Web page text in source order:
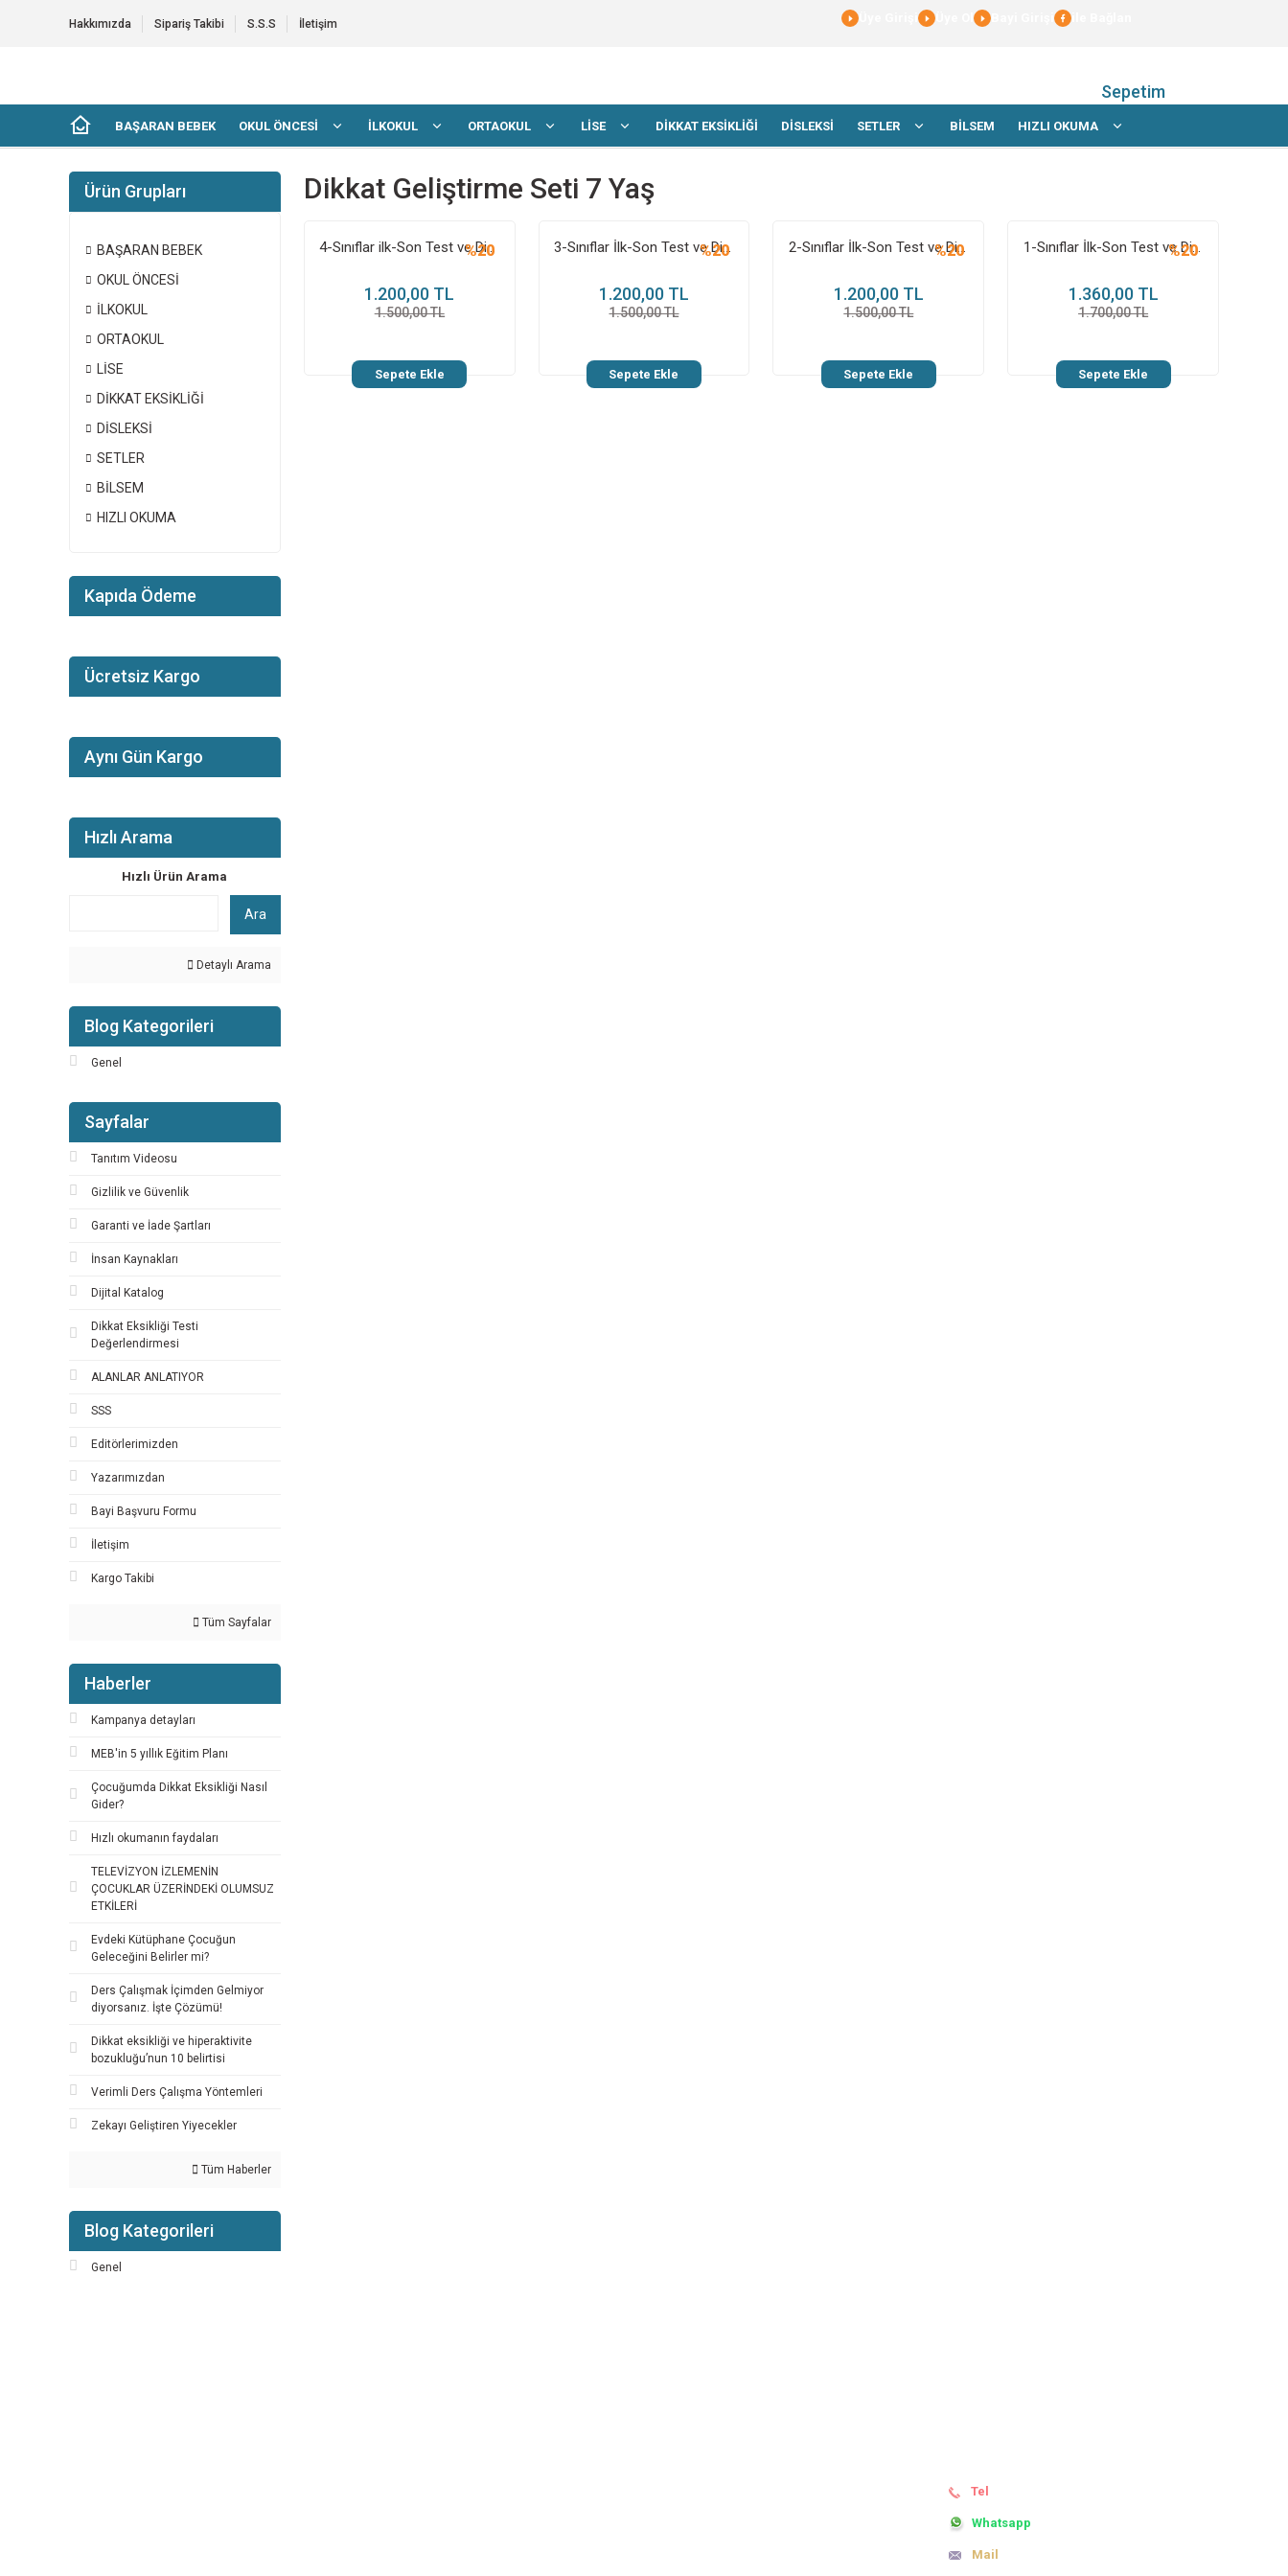
Hakkımızda Sipariş Takibi S.S.S İletişim Üye Girişi Üye Ol Bayi Girişi ile Bağlan
Sepetim
BAŞARAN BEBEK OKUL ÖNCESİ İLKOKUL ORTAOKUL LİSE DİKKAT EKSİKLİĞİ DİSLEKSİ SETLER BİLSEM HIZLI OKUMA
Ürün Grupları
BAŞARAN BEBEK
OKUL ÖNCESİ
İLKOKUL
ORTAOKUL
LİSE
DİKKAT EKSİKLİĞİ
DİSLEKSİ
SETLER
BİLSEM
HIZLI OKUMA
Kapıda Ödeme
Ücretsiz Kargo
Aynı Gün Kargo
Hızlı Arama
Hızlı Ürün Arama
Ara
Detaylı Arama
Blog Kategorileri
Genel
Sayfalar
Tanıtım Videosu
Gizlilik ve Güvenlik
Garanti ve İade Şartları
İnsan Kaynakları
Dijital Katalog
Dikkat Eksikliği Testi
Değerlendirmesi
ALANLAR ANLATIYOR
SSS
Editörlerimizden
Yazarımızdan
Bayi Başvuru Formu
İletişim
Kargo Takibi
Tüm Sayfalar
Haberler
Kampanya detayları
MEB'in 5 yıllık Eğitim Planı
Çocuğumda Dikkat Eksikliği Nasıl
Gider?
Hızlı okumanın faydaları
TELEVİZYON İZLEMENİN
ÇOCUKLAR ÜZERİNDEKİ OLUMSUZ
ETKİLERİ
Evdeki Kütüphane Çocuğun
Geleceğini Belirler mi?
Ders Çalışmak İçimden Gelmiyor
diyorsanız. İşte Çözümü!
Dikkat eksikliği ve hiperaktivite
bozukluğu’nun 10 belirtisi
Verimli Ders Çalışma Yöntemleri
Zekayı Geliştiren Yiyecekler
Tüm Haberler
Blog Kategorileri
Genel
Dikkat Geliştirme Seti 7 Yaş
%20
4-Sınıflar ilk-Son Test ve Dikkati Geliştirme Kitabı
1.200,00 TL
1.500,00 TL
Sepete Ekle
%20
3-Sınıflar İlk-Son Test ve Dikkati Geliştirme Kitabı
1.200,00 TL
1.500,00 TL
Sepete Ekle
%20
2-Sınıflar İlk-Son Test ve Dikkati Geliştirme Kitabı
1.200,00 TL
1.500,00 TL
Sepete Ekle
%20
1-Sınıflar İlk-Son Test ve Dikkati Geliştirme Kitabı
1.360,00 TL
1.700,00 TL
Sepete Ekle
Tel
Whatsapp
Mail